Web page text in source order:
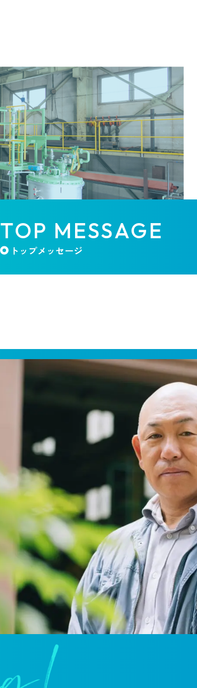
TOP MESSAGE
トップメッセージ